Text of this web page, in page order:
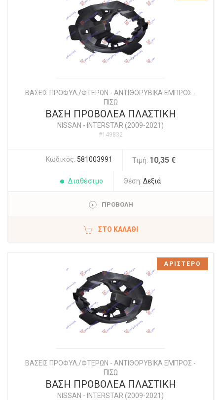
ΒΑΣΕΙΣ ΠΡΟΦΥΛ./ΦΤΕΡΩΝ - ΑΝΤΙΘΟΡΥΒΙΚΑ ΕΜΠΡΟΣ -
ΠΙΣΩ
ΒΑΣΗ ΠΡΟΒΟΛΕΑ ΠΛΑΣΤΙΚΗ
NISSAN - INTERSTAR (2009-2021)
#149832
Κωδικός: 581003991 Τιμή: 10,35 €
Διαθέσιμο Θέση: Δεξιά
ΠΡΟΒΟΛΗ
ΣΤΟ ΚΑΛΆΘΙ
ΒΑΣΕΙΣ ΠΡΟΦΥΛ./ΦΤΕΡΩΝ - ΑΝΤΙΘΟΡΥΒΙΚΑ ΕΜΠΡΟΣ -
ΠΙΣΩ
ΒΑΣΗ ΠΡΟΒΟΛΕΑ ΠΛΑΣΤΙΚΗ
NISSAN - INTERSTAR (2009-2021)
ΑΡΙΣΤΕΡΟ